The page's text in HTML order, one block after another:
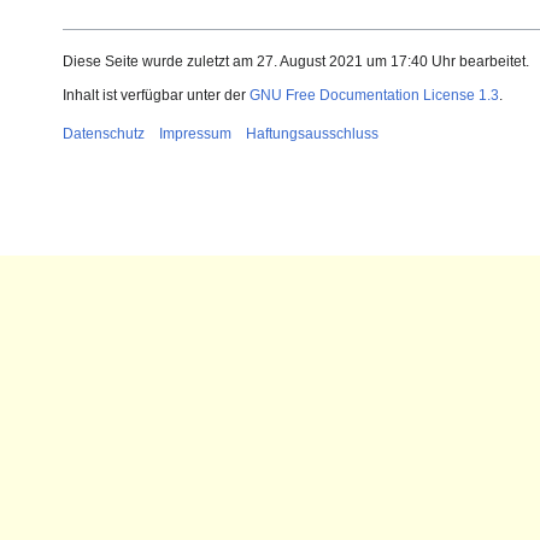
Diese Seite wurde zuletzt am 27. August 2021 um 17:40 Uhr bearbeitet.
Inhalt ist verfügbar unter der GNU Free Documentation License 1.3.
Datenschutz Impressum Haftungsausschluss